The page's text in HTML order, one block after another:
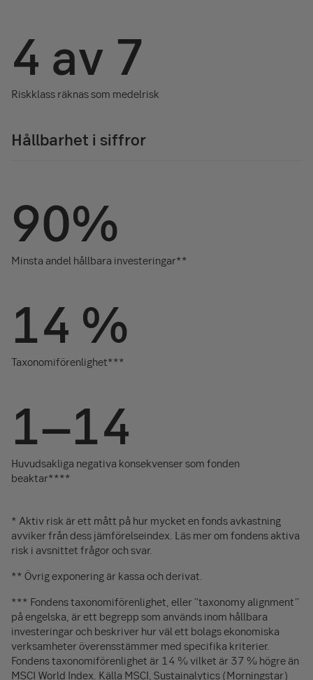
4 av 7
Riskklass räknas som medelrisk
Hållbarhet i siffror
90%
Minsta andel hållbara investeringar**
14 %
Taxonomiförenlighet***
1–14
Huvudsakliga negativa konsekvenser som fonden
beaktar****
* Aktiv risk är ett mått på hur mycket en fonds avkastning
avviker från dess jämförelseindex. Läs mer om fondens aktiva
risk i avsnittet frågor och svar.
** Övrig exponering är kassa och derivat.
*** Fondens taxonomiförenlighet, eller "taxonomy alignment"
på engelska, är ett begrepp som används inom hållbara
investeringar och beskriver hur väl ett bolags ekonomiska
verksamheter överensstämmer med specifika kriterier.
Fondens taxonomiförenlighet är 14 % vilket är 37 % högre än
MSCI World Index. Källa MSCI, Sustainalytics (Morningstar)